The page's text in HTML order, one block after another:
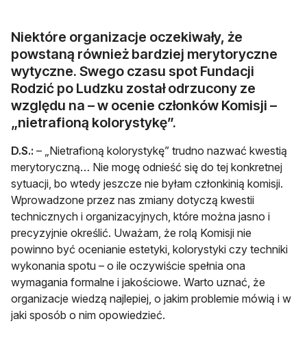
Niektóre organizacje oczekiwały, że
powstaną również bardziej merytoryczne
wytyczne. Swego czasu spot Fundacji
Rodzić po Ludzku został odrzucony ze
względu na – w ocenie członków Komisji –
„nietrafioną kolorystykę”.
D.S.: – „Nietrafioną kolorystykę” trudno nazwać kwestią
merytoryczną… Nie mogę odnieść się do tej konkretnej
sytuacji, bo wtedy jeszcze nie byłam członkinią komisji.
Wprowadzone przez nas zmiany dotyczą kwestii
technicznych i organizacyjnych, które można jasno i
precyzyjnie określić. Uważam, że rolą Komisji nie
powinno być ocenianie estetyki, kolorystyki czy techniki
wykonania spotu – o ile oczywiście spełnia ona
wymagania formalne i jakościowe. Warto uznać, że
organizacje wiedzą najlepiej, o jakim problemie mówią i w
jaki sposób o nim opowiedzieć.